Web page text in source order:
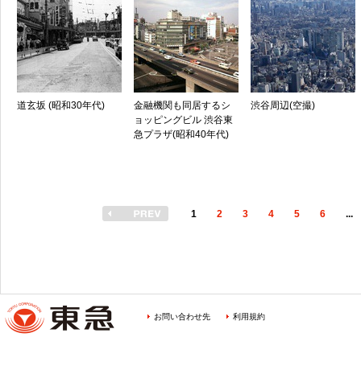
道玄坂 (昭和30年代)
金融機関も同居するシ
ョッピングビル 渋谷東
急プラザ(昭和40年代)
渋谷周辺(空撮)
1 2 3 4 5 6 ...
お問い合わせ先 利用規約